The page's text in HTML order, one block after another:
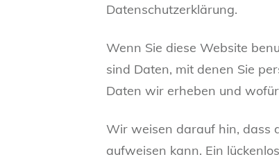
Datenschutzerklärung.
Wenn Sie diese Website
sind Daten, mit denen Sie
Daten wir erheben und
Wir weisen darauf hin, dass
aufweisen kann. Ein